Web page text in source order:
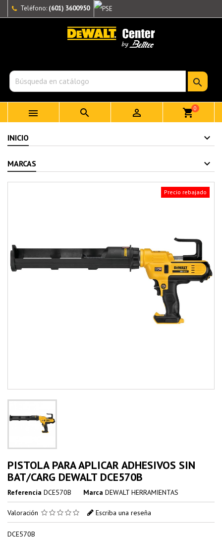
Teléfono: (601) 3600950

   shopping_cart0
INICIO
MARCAS
Precio rebajado
PISTOLA PARA APLICAR ADHESIVOS SIN
BAT/CARG DEWALT DCE570B
Referencia DCE570B Marca DEWALT HERRAMIENTAS
Valoración Escriba una reseña
DCE570B